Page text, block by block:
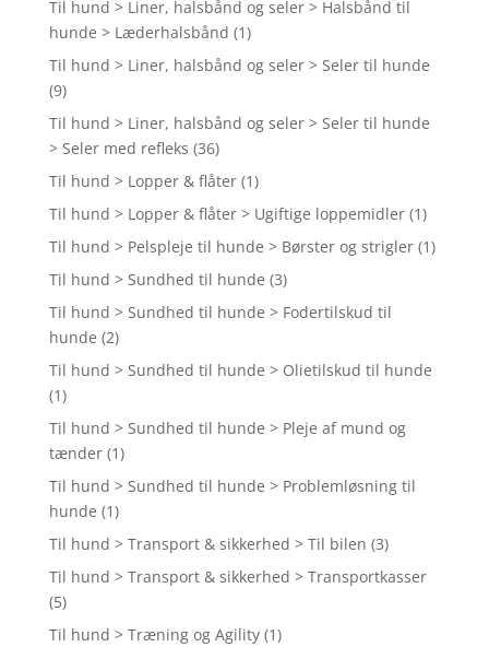
Til hund > Liner, halsbånd og seler > Halsbånd til
hunde > Læderhalsbånd (1)
Til hund > Liner, halsbånd og seler > Seler til hunde
(9)
Til hund > Liner, halsbånd og seler > Seler til hunde
> Seler med refleks (36)
Til hund > Lopper & flåter (1)
Til hund > Lopper & flåter > Ugiftige loppemidler (1)
Til hund > Pelspleje til hunde > Børster og strigler (1)
Til hund > Sundhed til hunde (3)
Til hund > Sundhed til hunde > Fodertilskud til
hunde (2)
Til hund > Sundhed til hunde > Olietilskud til hunde
(1)
Til hund > Sundhed til hunde > Pleje af mund og
tænder (1)
Til hund > Sundhed til hunde > Problemløsning til
hunde (1)
Til hund > Transport & sikkerhed > Til bilen (3)
Til hund > Transport & sikkerhed > Transportkasser
(5)
Til hund > Træning og Agility (1)